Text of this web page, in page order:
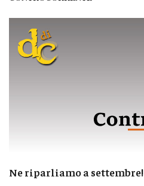
Ne riparliamo a settembre!